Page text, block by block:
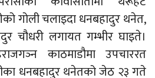
गोली चलाइदा धनबहादुर थनेत,
चौधरी लगायत गम्भीर घाइते।
काठमाडौमा उपचाररत
धनबहादुर थनेतको जेठ २३ गते